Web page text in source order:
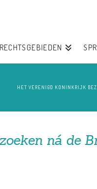
RECHTSGEBIEDEN
HET VERENIGD KONINKRIJK
ná de